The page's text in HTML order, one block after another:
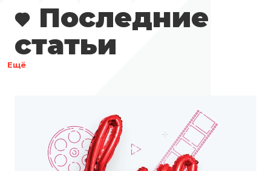
Последние
статьи
Ещё